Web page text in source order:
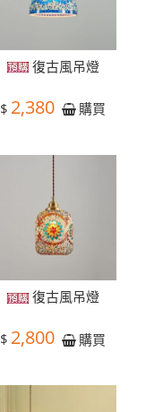
復古風吊燈
$ 2,380 購買
復古風吊燈
$ 2,800 購買